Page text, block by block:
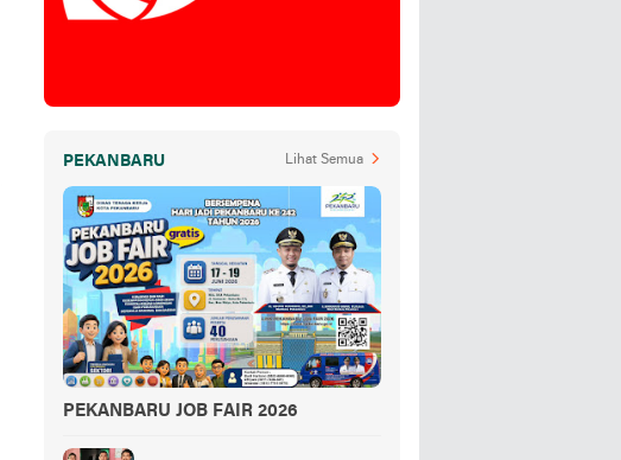
PEKANBARU Lihat Semua
PEKANBARU JOB FAIR 2026